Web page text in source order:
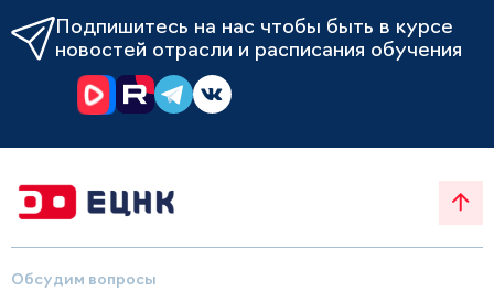
Подпишитесь на нас чтобы быть в курсе
новостей отрасли и расписания обучения
Обсудим вопросы